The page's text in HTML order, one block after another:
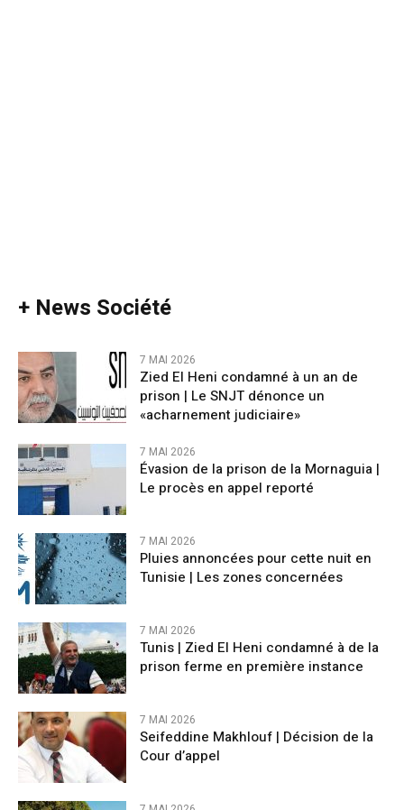
+ News Société
7 MAI 2026
Zied El Heni condamné à un an de
prison | Le SNJT dénonce un
«acharnement judiciaire»
7 MAI 2026
Évasion de la prison de la Mornaguia |
Le procès en appel reporté
7 MAI 2026
Pluies annoncées pour cette nuit en
Tunisie | Les zones concernées
7 MAI 2026
Tunis | Zied El Heni condamné à de la
prison ferme en première instance
7 MAI 2026
Seifeddine Makhlouf | Décision de la
Cour d’appel